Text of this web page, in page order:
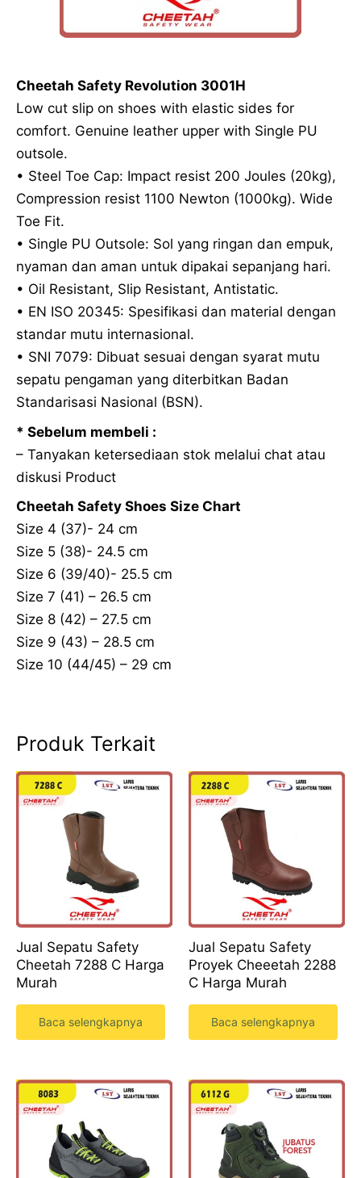
Cheetah Safety Revolution 3001H
Low cut slip on shoes with elastic sides for
comfort. Genuine leather upper with Single PU
outsole.
• Steel Toe Cap: Impact resist 200 Joules (20kg),
Compression resist 1100 Newton (1000kg). Wide
Toe Fit.
• Single PU Outsole: Sol yang ringan dan empuk,
nyaman dan aman untuk dipakai sepanjang hari.
• Oil Resistant, Slip Resistant, Antistatic.
• EN ISO 20345: Spesifikasi dan material dengan
standar mutu internasional.
• SNI 7079: Dibuat sesuai dengan syarat mutu
sepatu pengaman yang diterbitkan Badan
Standarisasi Nasional (BSN).
* Sebelum membeli :
– Tanyakan ketersediaan stok melalui chat atau
diskusi Product
Cheetah Safety Shoes Size Chart
Size 4 (37)- 24 cm
Size 5 (38)- 24.5 cm
Size 6 (39/40)- 25.5 cm
Size 7 (41) – 26.5 cm
Size 8 (42) – 27.5 cm
Size 9 (43) – 28.5 cm
Size 10 (44/45) – 29 cm
Produk Terkait
Jual Sepatu Safety
Cheetah 7288 C Harga
Murah
Baca selengkapnya
Jual Sepatu Safety
Proyek Cheeetah 2288
C Harga Murah
Baca selengkapnya